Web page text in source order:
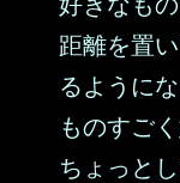
距離を置
るようにな
ものすご
ちょっと